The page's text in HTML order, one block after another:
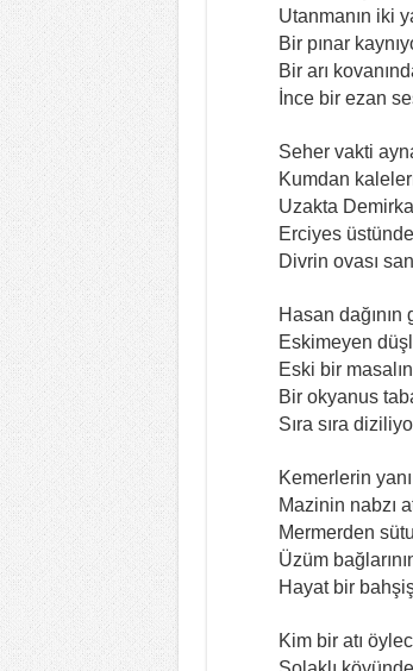
Utanmanın iki
Bir pınar
Bir arı
İnce bir ezan
Seher vakti
Kumdan
Uzakta
Erciyes
Divrin ovası
Hasan
Eskimeyen
Eski bir
Bir okyanus
Sıra sıra
Kemerlerin
Mazinin nabzı
Mermerden
Üzüm
Hayat bir
Kim bir atı